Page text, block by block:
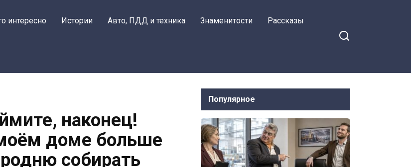
интересно Истории Авто, ПДД и техника Знаменитости Рассказы
наконец!
доме больше
собирать
Популярное